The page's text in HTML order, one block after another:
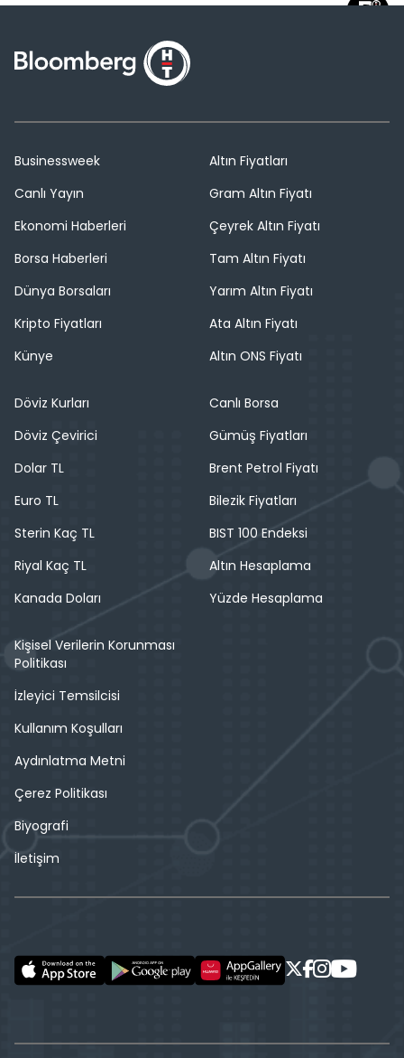
Businessweek
Canlı Yayın
Ekonomi Haberleri
Borsa Haberleri
Dünya Borsaları
Kripto Fiyatları
Künye
Altın Fiyatları
Gram Altın Fiyatı
Çeyrek Altın Fiyatı
Tam Altın Fiyatı
Yarım Altın Fiyatı
Ata Altın Fiyatı
Altın ONS Fiyatı
Döviz Kurları
Döviz Çevirici
Dolar TL
Euro TL
Sterin Kaç TL
Riyal Kaç TL
Kanada Doları
Canlı Borsa
Gümüş Fiyatları
Brent Petrol Fiyatı
Bilezik Fiyatları
BIST 100 Endeksi
Altın Hesaplama
Yüzde Hesaplama
Kişisel Verilerin Korunması
Politikası
İzleyici Temsilcisi
Kullanım Koşulları
Aydınlatma Metni
Çerez Politikası
Biyografi
İletişim